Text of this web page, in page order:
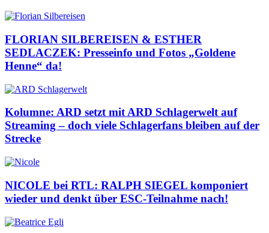
FLORIAN SILBEREISEN & ESTHER
SEDLACZEK: Presseinfo und Fotos „Goldene
Henne“ da!
Kolumne: ARD setzt mit ARD Schlagerwelt auf
Streaming – doch viele Schlagerfans bleiben auf der
Strecke
NICOLE bei RTL: RALPH SIEGEL komponiert
wieder und denkt über ESC-Teilnahme nach!